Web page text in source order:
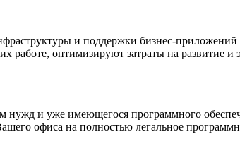
и поддержки бизнес-
работе, оптимизируют затраты на развитие
нужд и уже имеющегося программного
офиса на полностью легальное